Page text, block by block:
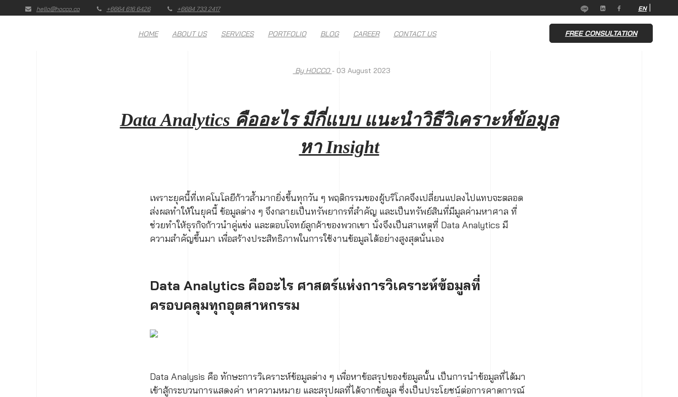
hello@hocco.co +6664 616 6426 +6684 733 2417 EN
HOME ABOUT US SERVICES PORTFOLIO BLOG CAREER CONTACT US FREE CONSULTATION
By HOCCO- 03 August 2023
Data Analytics คืออะไร มีกี่แบบ แนะนำวิธีวิเคราะห์ข้อมูล
หา Insight
เพราะยุคนี้ที่เทคโนโลยีก้าวล้ำมากยิ่งขึ้นทุกวัน ๆ พฤติกรรมของผู้บริโภคจึงเปลี่ยนแปลงไปแทบจะตลอด
ส่งผลทำให้ในยุคนี้ ข้อมูลต่าง ๆ จึงกลายเป็นทรัพยากรที่สำคัญ และเป็นทรัพย์สินที่มีมูลค่ามหาศาล ที่
ช่วยทำให้ธุรกิจก้าวนำคู่แข่ง และตอบโจทย์ลูกค้าของพวกเขา นั่งจึงเป็นสาเหตุที่ Data Analytics มี
ความสำคัญขึ้นมา เพื่อสร้างประสิทธิภาพในการใช้งานข้อมูลได้อย่างสูงสุดนั่นเอง
Data Analytics คืออะไร ศาสตร์แห่งการวิเคราะห์ข้อมูลที่
ครอบคลุมทุกอุตสาหกรรม
Data Analysis คือ ทักษะการวิเคราะห์ข้อมูลต่าง ๆ เพื่อหาข้อสรุปของข้อมูลนั้น เป็นการนำข้อมูลที่ได้มา
เข้าสู้กระบวนการแสดงค่า หาความหมาย และสรุปผลที่ได้จากข้อมูล ซึ่งเป็นประโยชน์ต่อการคาดการณ์